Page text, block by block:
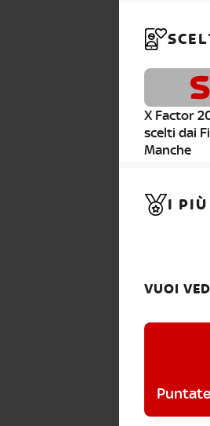
X Factor
scelti dai
Manche
I
VUOI
Puntate